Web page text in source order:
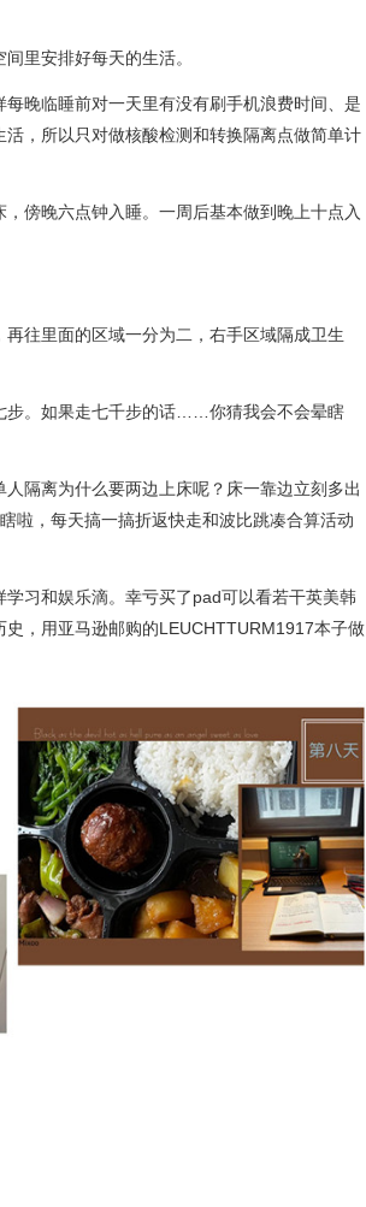
里安排好每天的生活。
晚临睡前对一天里有没有刷手机浪费时间、是
，所以只对做核酸检测和转换隔离点做简单计
傍晚六点钟入睡。一周后基本做到晚上十点入
往里面的区域一分为二，右手区域隔成卫生
步。如果走七千步的话……你猜我会不会晕瞎
隔离为什么要两边上床呢？床一靠边立刻多出
，每天搞一搞折返快走和波比跳凑合算活动
习和娱乐滴。幸亏买了pad可以看若干英美韩
，用亚马逊邮购的LEUCHTTURM1917本子做